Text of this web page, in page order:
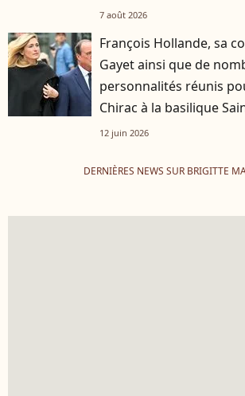
7 août 2026
François Hollande, sa
Gayet ainsi que de
personnalités réunis
Chirac à la basilique
12 juin 2026
DERNIÈRES NEWS SUR BRIGITTE